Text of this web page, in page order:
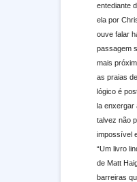
entediante
ela por
ouve falar
passagem
mais
as praias
lógico é
la enxergar
talvez não
impossível
“Um livro
de Matt
barreiras